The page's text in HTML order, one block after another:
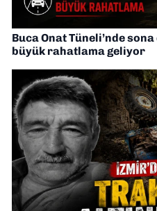
Buca Onat Tüneli’nde
büyük rahatlama geliyor